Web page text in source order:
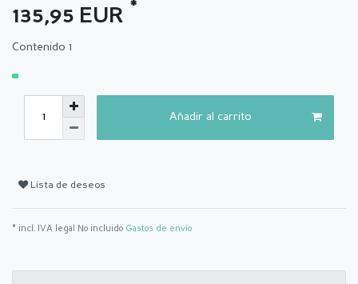
135,95 EUR *
Contenido 1
Añadir al carrito
Lista de deseos
* incl. IVA legal No incluido Gastos de envío